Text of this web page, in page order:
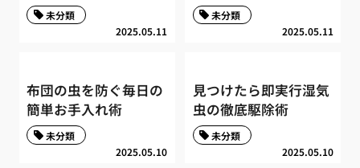
2025.05.11
未分類
2025.05.11
未分類
布団の虫を防ぐ毎日の
簡単お手入れ術
2025.05.10
未分類
見つけたら即実行湿気
虫の徹底駆除術
2025.05.10
未分類